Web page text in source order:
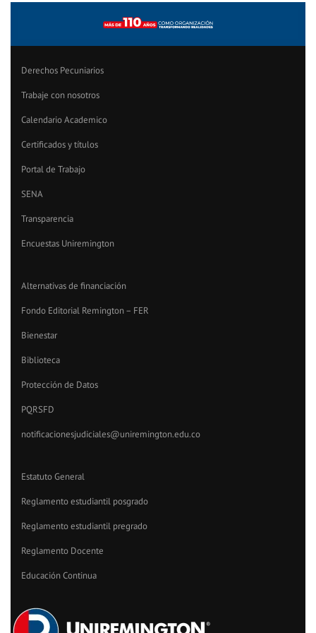
Derechos Pecuniarios
Trabaje con nosotros
Calendario Academico
Certificados y títulos
Portal de Trabajo
SENA
Transparencia
Encuestas Uniremington
Alternativas de financiación
Fondo Editorial Remington – FER
Bienestar
Biblioteca
Protección de Datos
PQRSFD
notificacionesjudiciales@uniremington.edu.co
Estatuto General
Reglamento estudiantil posgrado
Reglamento estudiantil pregrado
Reglamento Docente
Educación Continua